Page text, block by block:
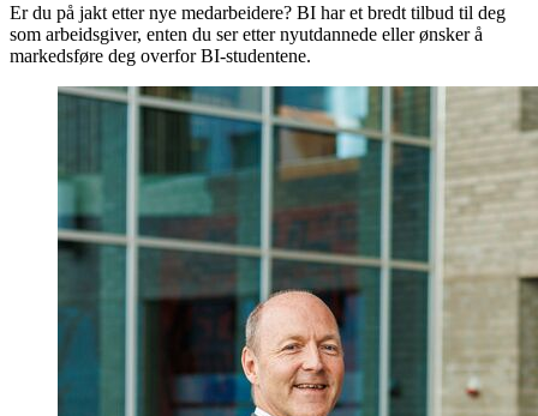
Er du på jakt etter nye medarbeidere? BI har et bredt tilbud til deg
som arbeidsgiver, enten du ser etter nyutdannede eller ønsker å
markedsføre deg overfor BI-studentene.